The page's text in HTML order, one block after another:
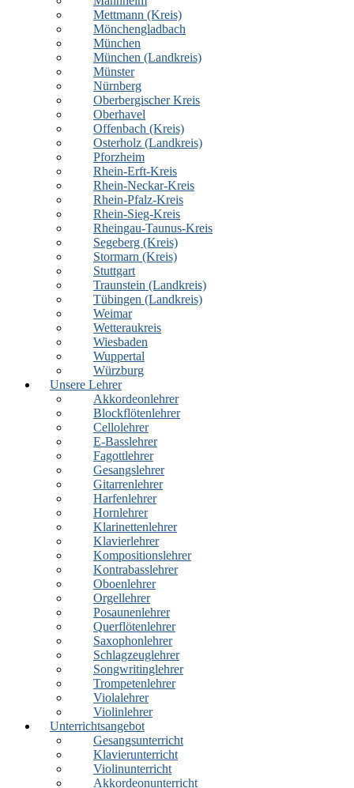
Mettmann (Kreis)
Mönchengladbach
München
München (Landkreis)
Münster
Nürnberg
Oberbergischer Kreis
Oberhavel
Offenbach (Kreis)
Osterholz (Landkreis)
Pforzheim
Rhein-Erft-Kreis
Rhein-Neckar-Kreis
Rhein-Pfalz-Kreis
Rhein-Sieg-Kreis
Rheingau-Taunus-Kreis
Segeberg (Kreis)
Stormarn (Kreis)
Stuttgart
Traunstein (Landkreis)
Tübingen (Landkreis)
Weimar
Wetteraukreis
Wiesbaden
Wuppertal
Würzburg
Unsere Lehrer
Akkordeonlehrer
Blockflötenlehrer
Cellolehrer
E-Basslehrer
Fagottlehrer
Gesangslehrer
Gitarrenlehrer
Harfenlehrer
Hornlehrer
Klarinettenlehrer
Klavierlehrer
Kompositionslehrer
Kontrabasslehrer
Oboenlehrer
Orgellehrer
Posaunenlehrer
Querflötenlehrer
Saxophonlehrer
Schlagzeuglehrer
Songwritinglehrer
Trompetenlehrer
Violalehrer
Violinlehrer
Unterrichtsangebot
Gesangsunterricht
Klavierunterricht
Violinunterricht
Akkordeonunterricht